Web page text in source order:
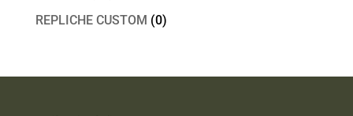
REPLICHE CUSTOM (0)